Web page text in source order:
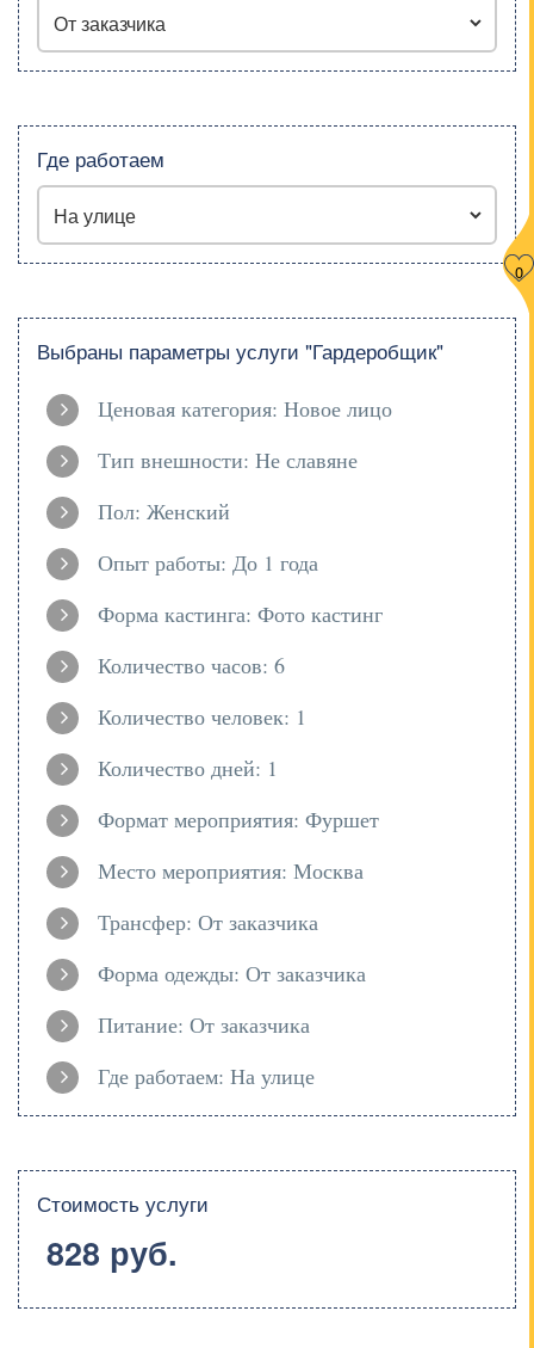
0
Где работаем
Выбраны параметры услуги "Гардеробщик"
Ценовая категория: Новое лицо
Тип внешности: Не славяне
Пол: Женский
Опыт работы: До 1 года
Форма кастинга: Фото кастинг
Количество часов: 6
Количество человек: 1
Количество дней: 1
Формат мероприятия: Фуршет
Место мероприятия: Москва
Трансфер: От заказчика
Форма одежды: От заказчика
Питание: От заказчика
Где работаем: На улице
Стоимость услуги
828 руб.